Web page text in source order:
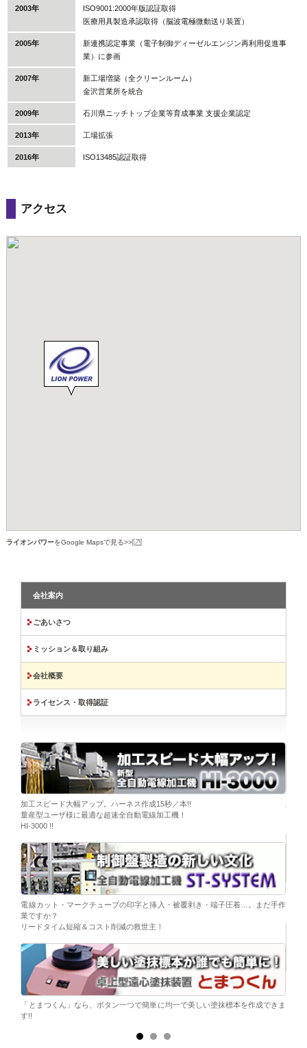
2003年
ISO9001:2000年版認証取得
医療用具製造承認取得（脳波電極微動送り装置）
2005年
新連携認定事業（電子制御ディーゼルエンジン再利用促進事
業）に参画
2007年
新工場増築（全クリーンルーム）
金沢営業所を統合
2009年 石川県ニッチトップ企業等育成事業 支援企業認定
2013年 工場拡張
2016年 ISO13485認証取得
アクセス
ライオンパワーをGoogle Mapsで見る>>
会社案内
ごあいさつ
ミッション＆取り組み
会社概要
ライセンス・取得認証
ブ挿
載。
加工スピード大幅アップ。ハーネス作成15秒／本!!
量産型ユーザ様に最適な超速全自動電線加工機！
HI-3000 !!
電線カット・マークチューブの印字と挿入・被覆剥き・端子圧着…。まだ手作
業ですか？
リードタイム短縮＆コスト削減の救世主！
「とまつくん」なら、ボタン一つで簡単に均一で美しい塗抹標本を作成できま
す!!
染色